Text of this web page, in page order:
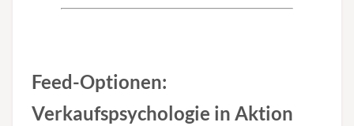
Feed-Optionen:
Verkaufspsychologie in Aktion